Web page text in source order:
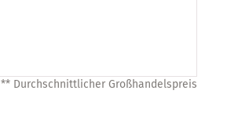
** Durchschnittlicher Großhandelspreis